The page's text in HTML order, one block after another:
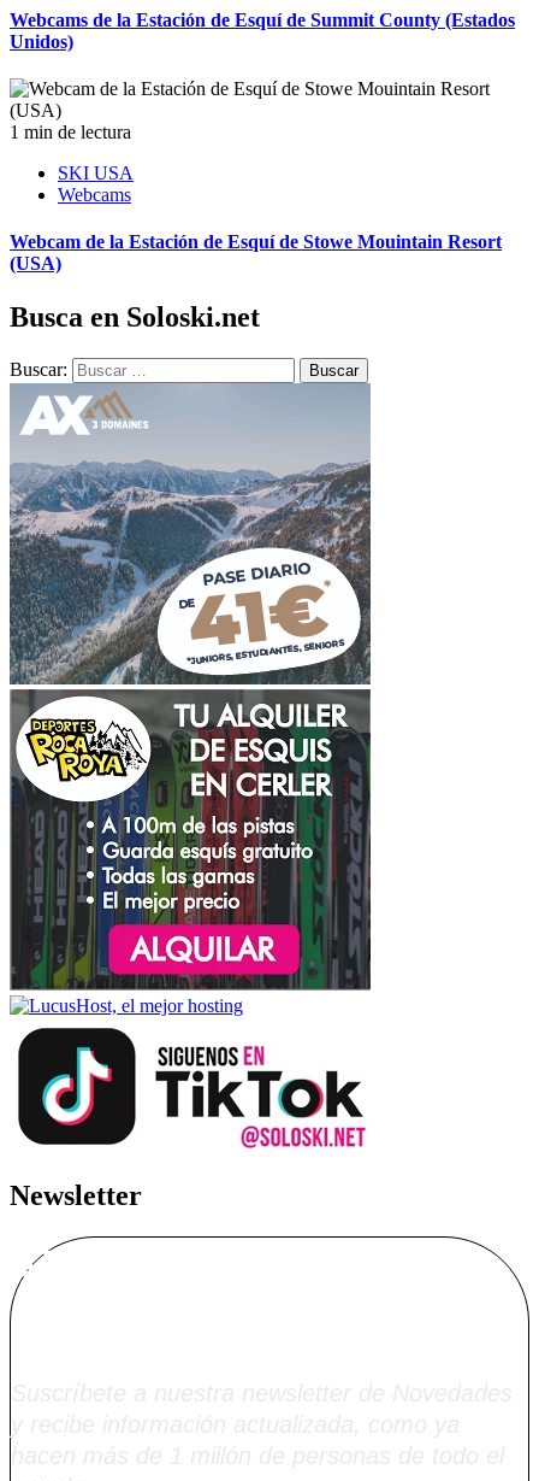
Webcams de la Estación de Esquí de Summit County (Estados
Unidos)
1 min de lectura
SKI USA
Webcams
Webcam de la Estación de Esquí de Stowe Mouintain Resort
(USA)
Busca en Soloski.net
Buscar:
Newsletter
Alta Boletín